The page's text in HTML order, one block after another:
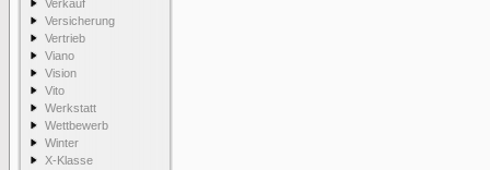
Verkauf
Versicherung
Vertrieb
Viano
Vision
Vito
Werkstatt
Wettbewerb
Winter
X-Klasse